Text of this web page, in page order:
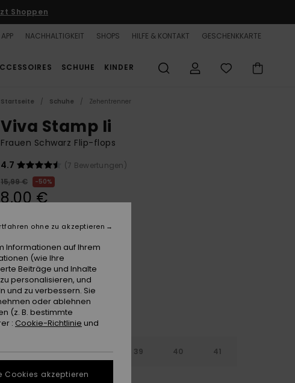
Shoppen
NACHHALTIGKEIT SHOPS HILFE & KONTAKT GESCHENKKARTE
SCHUHE KINDER
Startseite Schuhe Zehentrenner
Viva Stamp Ii
Frauen Schwarz Flip-flops
4.7
(7 Bewertungen)
15,99 €
50%
8,00 €
FarbeBlack/silver
36 37 38 39 40 41
Informationen auf Ihrem
(wie Ihre
Beiträge und Inhalte
personalisieren, und
und zu verbessern. Sie
oder ablehnen
(z. B. bestimmte
: Cookie-Richtlinie und
ohne zu akzeptieren
Cookies akzeptieren